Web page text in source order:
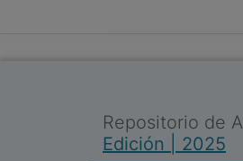
Repositorio de
Edición | 2025